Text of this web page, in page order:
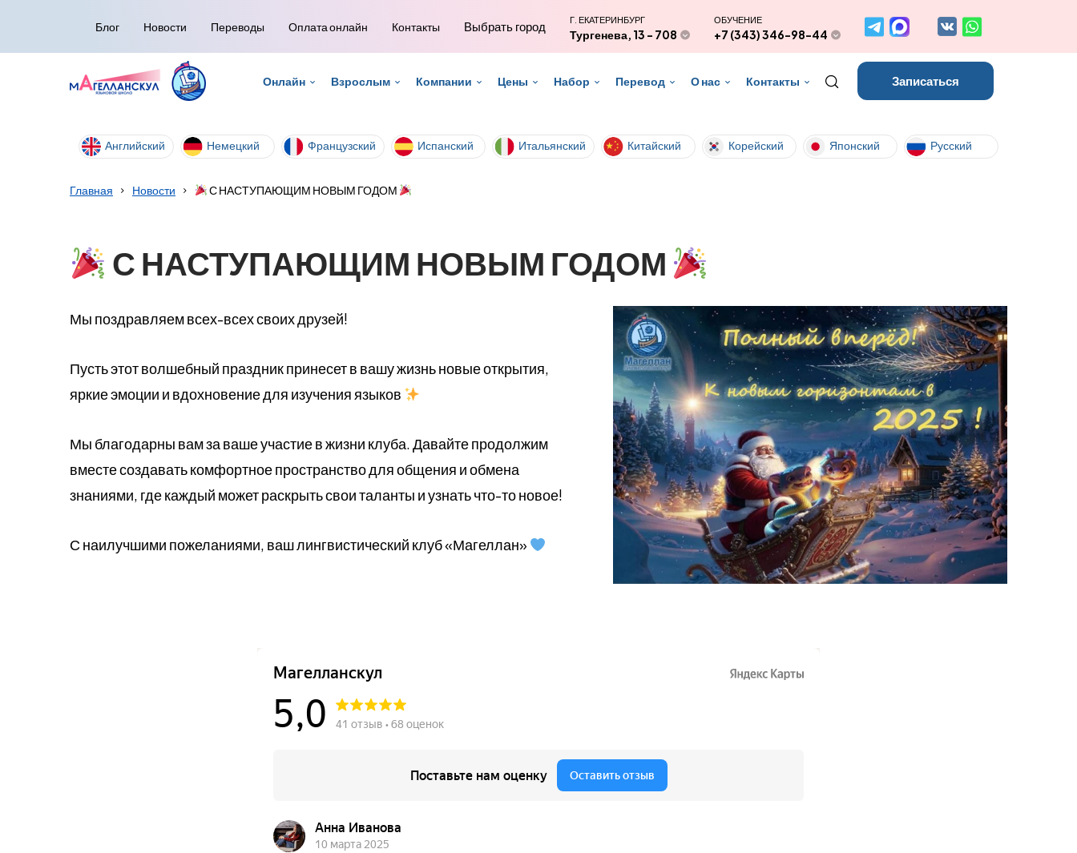
Блог Новости Переводы Оплата онлайн Контакты Выбрать город Г. ЕКАТЕРИНБУРГ
Тургенева, 13 - 708
ОБУЧЕНИЕ
+7 (343) 346-98-44
Онлайн Взрослым Компании Цены Набор Перевод О нас Контакты Записаться
Английский Немецкий Французский Испанский Итальянский Китайский Корейский Японский Русский
Главная Новости С НАСТУПАЮЩИМ НОВЫМ ГОДОМ
С НАСТУПАЮЩИМ НОВЫМ ГОДОМ
Мы поздравляем всех-всех своих друзей!
Пусть этот волшебный праздник принесет в вашу жизнь новые открытия,
яркие эмоции и вдохновение для изучения языков
Мы благодарны вам за ваше участие в жизни клуба. Давайте продолжим
вместе создавать комфортное пространство для общения и обмена
знаниями, где каждый может раскрыть свои таланты и узнать что-то новое!
С наилучшими пожеланиями, ваш лингвистический клуб «Магеллан»